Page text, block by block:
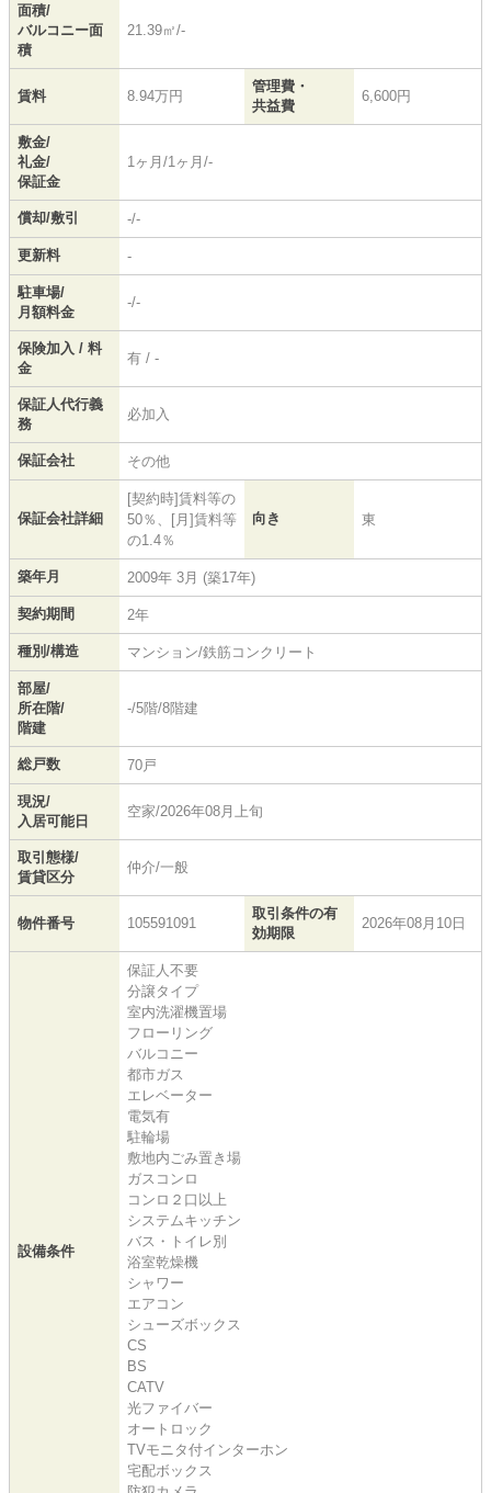
面積/
バルコニー面
積
21.39㎡/-
賃料 8.94万円
管理費・
共益費
6,600円
敷金/
礼金/
保証金
1ヶ月/1ヶ月/-
償却/敷引 -/-
更新料 -
駐車場/
月額料金
-/-
保険加入 / 料
金
有 / -
保証人代行義
務
必加入
保証会社 その他
保証会社詳細
[契約時]賃料等の
50％、[月]賃料等
の1.4％
向き 東
築年月 2009年 3月 (築17年)
契約期間 2年
種別/構造 マンション/鉄筋コンクリート
部屋/
所在階/
階建
-/5階/8階建
総戸数 70戸
現況/
入居可能日
空家/2026年08月上旬
取引態様/
賃貸区分
仲介/一般
物件番号 105591091
取引条件の有
効期限
2026年08月10日
設備条件
保証人不要
分譲タイプ
室内洗濯機置場
フローリング
バルコニー
都市ガス
エレベーター
電気有
駐輪場
敷地内ごみ置き場
ガスコンロ
コンロ２口以上
システムキッチン
バス・トイレ別
浴室乾燥機
シャワー
エアコン
シューズボックス
CS
BS
CATV
光ファイバー
オートロック
TVモニタ付インターホン
宅配ボックス